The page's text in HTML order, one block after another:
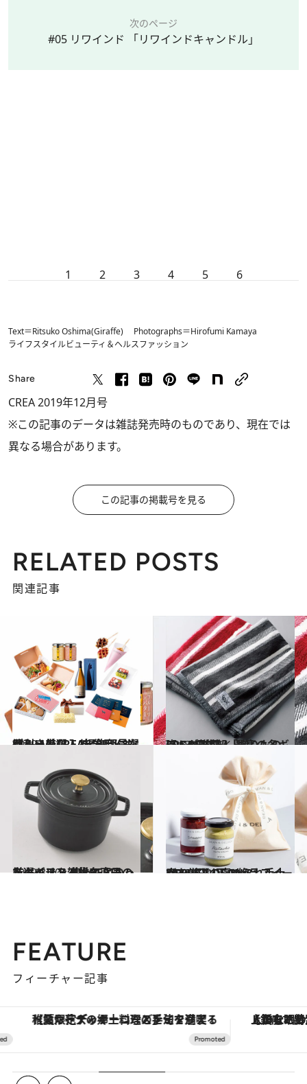
次のページ
#05 リワインド 「リワインドキャンドル」
1 2 3 4 5 6
Text＝Ritsuko Oshima(Giraffe) Photographs＝Hirofumi Kamaya
ライフスタイルビューティ＆ヘルスファッション
Share
CREA 2019年12月号
※この記事のデータは雑誌発売時のものであり、現在では
異なる場合があります。
この記事の掲載号を見る
RELATED POSTS
関連記事
2019.11.18
目利きのCREA編集部員ながみー厳選！ 自分用にも欲しい差し入れグルメ8選
グルメ 2018.12.1
CREA編集部「贈りもの班」が推薦！ 最高の冬ギフトBEST7
ライフスタイル
2019.3.10
スタイリスト椎名直子の厳選ギフト 使ってよかったキッチン雑貨BEST7
ライフスタイル 2019.8.3
3,000円以下の絶品スイーツを厳選 DEAN & DELUCAの褒められ手土産
グルメ
FEATURE
フィーチャー記事
【夏限定ディナーコース】旬を迎える稚鮎や花ズッキーニなどをイタリア・トスカーナの郷土料理の手法で満喫！ 【銀座で出合う最旬美容】美髪ケアや上質